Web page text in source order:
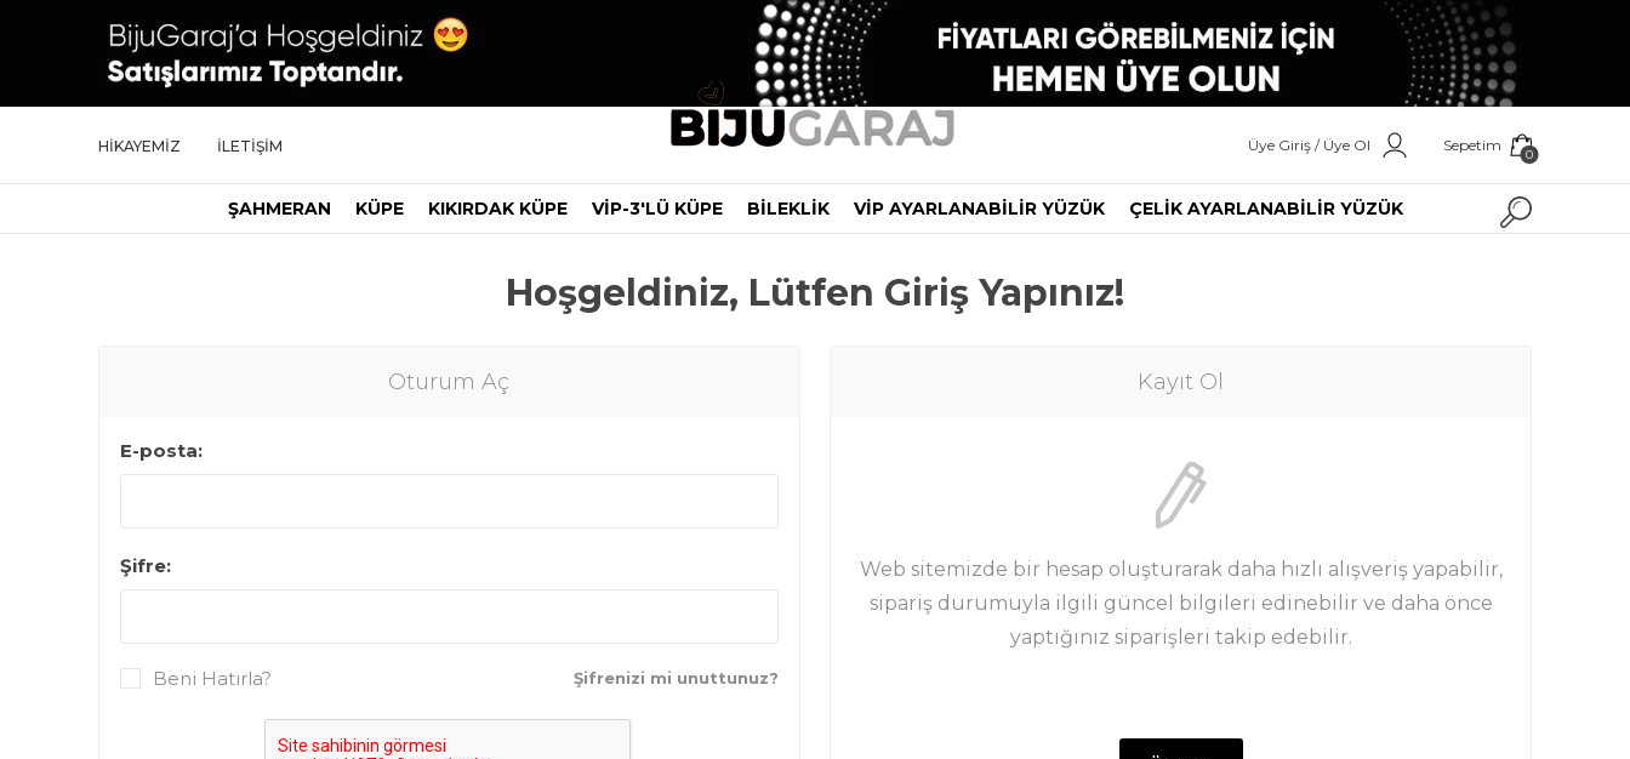
HİKAYEMİZ İLETİŞİM
ŞAHMERAN KÜPE KIKIRDAK KÜPE VİP-3'LÜ KÜPE BİLEKLİK VİP AYARLANABİLİR YÜZÜK ÇELİK AYARLANABİLİR YÜZÜK
Üye Giriş / Üye Ol Sepetim 0
Hoşgeldiniz, Lütfen Giriş Yapınız!
Kayıt Ol
Web sitemizde bir hesap oluşturarak daha hızlı alışveriş yapabilir,
sipariş durumuyla ilgili güncel bilgileri edinebilir ve daha önce
yaptığınız siparişleri takip edebilir.
Oturum Aç
E-posta:
Şifre:
Şifrenizi mi unuttunuz?
Beni Hatırla?